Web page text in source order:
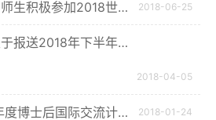
（境）计划和2019年
流合作计划的通知
生积极参加2018世界
交流
2018-06-25
报送2018年下半年对
2018-04-05
博士后国际交流计划 2018-01-24